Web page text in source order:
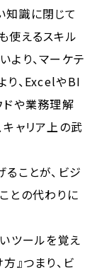
知識に閉じて
使えるスキル
より、マーケテ
り、ExcelやBI
ドや業務理解
キャリア上の武
ことが、ビジ
との代わりに
いツールを覚え
』つまり、ビ